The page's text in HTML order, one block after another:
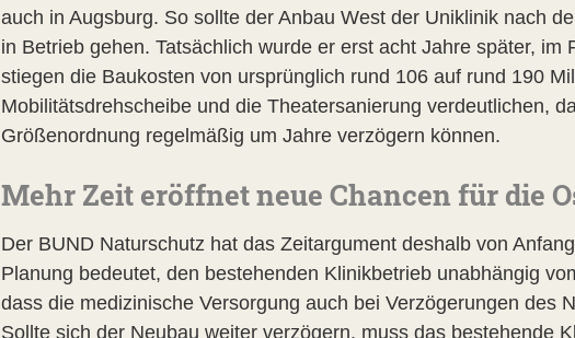
auch in Augsburg. So sollte der Anbau West der Uniklinik nach
in Betrieb gehen. Tatsächlich wurde er erst acht Jahre später, im
stiegen die Baukosten von ursprünglich rund 106 auf rund 190
Mobilitätsdrehscheibe und die Theatersanierung verdeutlichen,
Größenordnung regelmäßig um Jahre verzögern können.
Mehr Zeit eröffnet neue Chancen für die
Der BUND Naturschutz hat das Zeitargument deshalb von
Planung bedeutet, den bestehenden Klinikbetrieb unabhängig
dass die medizinische Versorgung auch bei Verzögerungen des
Sollte sich der Neubau weiter verzögern, muss das bestehende